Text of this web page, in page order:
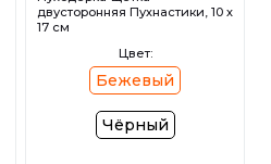
двусторонняя Пухнастики, 10 х
17 см
Цвет:
Бежевый
Чёрный